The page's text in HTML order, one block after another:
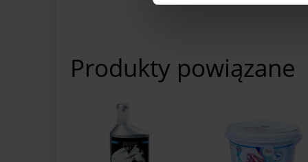
Produkty powiązane